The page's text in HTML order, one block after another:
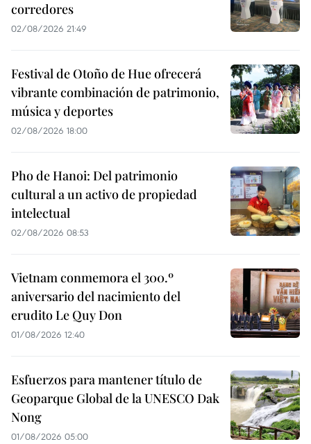
corredores
02/08/2026 21:49
Festival de Otoño de Hue ofrecerá
vibrante combinación de patrimonio,
música y deportes
02/08/2026 18:00
Pho de Hanoi: Del patrimonio
cultural a un activo de propiedad
intelectual
02/08/2026 08:53
Vietnam conmemora el 300.º
aniversario del nacimiento del
erudito Le Quy Don
01/08/2026 12:40
Esfuerzos para mantener título de
Geoparque Global de la UNESCO Dak
Nong
01/08/2026 05:00